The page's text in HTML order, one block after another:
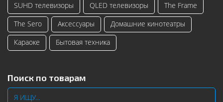
SUHD телевизоры
QLED телевизоры
The Frame
The Sero
Аксессуары
Домашние кинотеатры
Караоке
Бытовая техника
Поиск по товарам